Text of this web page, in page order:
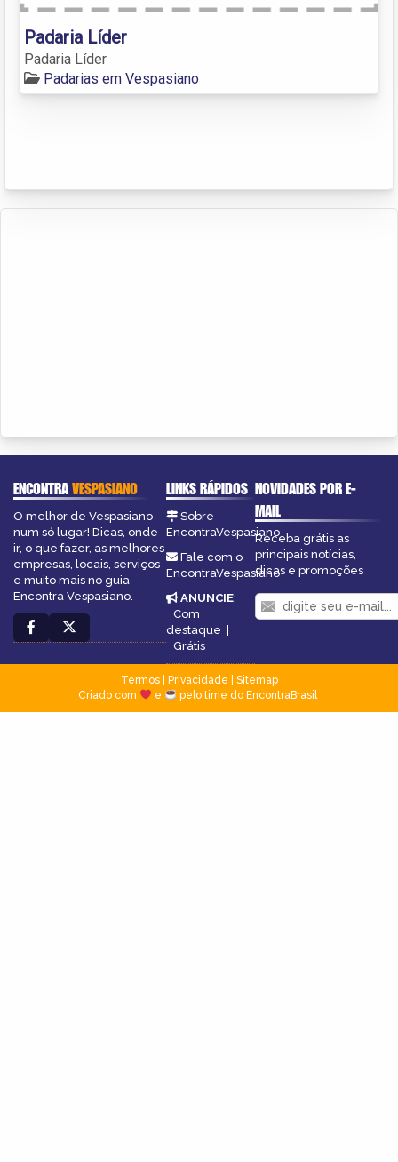
Padaria Líder
Padaria Líder
Padarias em Vespasiano
ENCONTRAVESPASIANO
O melhor de Vespasiano
num só lugar! Dicas, onde
ir, o que fazer, as melhores
empresas, locais, serviços
e muito mais no guia
Encontra Vespasiano.
LINKS RÁPIDOS
Sobre
EncontraVespasiano
Fale com o
EncontraVespasiano
ANUNCIE:
Com
destaque |
Grátis
NOVIDADES POR E-
MAIL
Receba grátis as
principais notícias,
dicas e promoções
Termos| Privacidade
Sitemap
Criado com
e pelo time do EncontraBrasil